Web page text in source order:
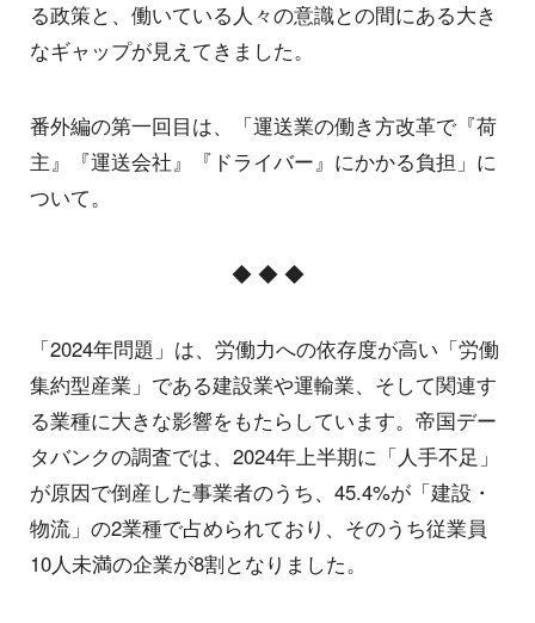
る政策と、働いている人々の意識との間にある大き
なギャップが見えてきました。
番外編の第一回目は、「運送業の働き方改革で『荷
主』『運送会社』『ドライバー』にかかる負担」に
ついて。
◆ ◆ ◆
「2024年問題」は、労働力への依存度が高い「労働
集約型産業」である建設業や運輸業、そして関連す
る業種に大きな影響をもたらしています。帝国デー
タバンクの調査では、2024年上半期に「人手不足」
が原因で倒産した事業者のうち、45.4%が「建設・
物流」の2業種で占められており、そのうち従業員
10人未満の企業が8割となりました。